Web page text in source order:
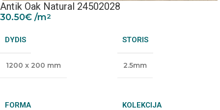
Antik Oak Natural 24502028
30.50€ /m2
DYDIS
1200 x 200 mm
STORIS
2.5mm
FORMA KOLEKCIJA